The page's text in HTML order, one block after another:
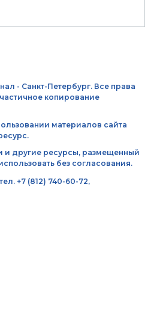
- Санкт-Петербург. Все права
копирование
материалов сайта
и другие ресурсы, размещенный
без согласования.
+7 (812) 740-60-72,